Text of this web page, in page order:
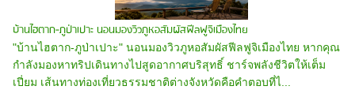
บ้านไฮตาก-ภูป่าเปาะ นอนมองวิวภูหอสัมผัสฟีลฟูจิเมืองไทย
"บ้านไฮตาก-ภูป่าเปาะ" นอนมองวิวภูหอสัมผัสฟีลฟูจิเมืองไทย หากคุณ
กำลังมองหาทริปเดินทางไปสูดอากาศบริสุทธิ์ ชาร์จพลังชีวิตให้เต็ม
เปี่ยม เส้นทางท่องเที่ยวธรรมชาติต่างจังหวัดคือคำตอบที่ไ...